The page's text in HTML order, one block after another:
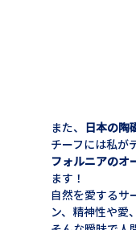
また、 日本の陶
チーフには私が
フォルニアのオ
ます！
自然を愛するサ
ン、精神性や愛